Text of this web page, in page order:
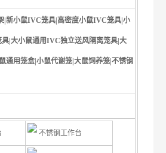
|新小鼠IVC笼具|高密度小鼠IVC笼具|小
|大小鼠通用IVC独立送风隔离笼具|大
通用笼盒|小鼠代谢笼|大鼠饲养笼|不锈钢
不锈钢工作台